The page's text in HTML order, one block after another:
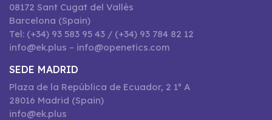
08172 Sant Cugat del Vallès
Barcelona (Spain)
Tel: (+34) 93 583 95 43 / (+34) 93 784 82 12
info@ek.plus – info@openetics.com
SEDE MADRID
Plaza de la República de Ecuador, 2 1º A
28016 Madrid (Spain)
info@ek.plus